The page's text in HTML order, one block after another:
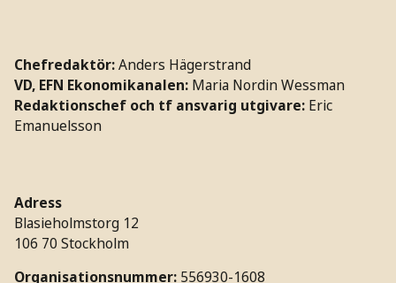
Chefredaktör:Anders Hägerstrand
VD, EFN Ekonomikanalen: Maria Nordin Wessman
Redaktionschef och tf ansvarig utgivare: Eric
Emanuelsson
Adress
Blasieholmstorg 12
106 70 Stockholm
Organisationsnummer: 556930-1608